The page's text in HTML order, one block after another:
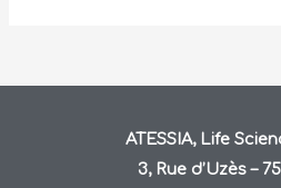
ATESSIA, Life
3, Rue d’Uzès –